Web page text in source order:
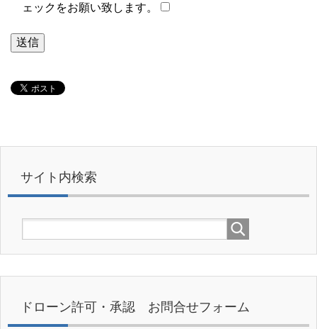
ェックをお願い致します。
サイト内検索
ドローン許可・承認 お問合せフォーム